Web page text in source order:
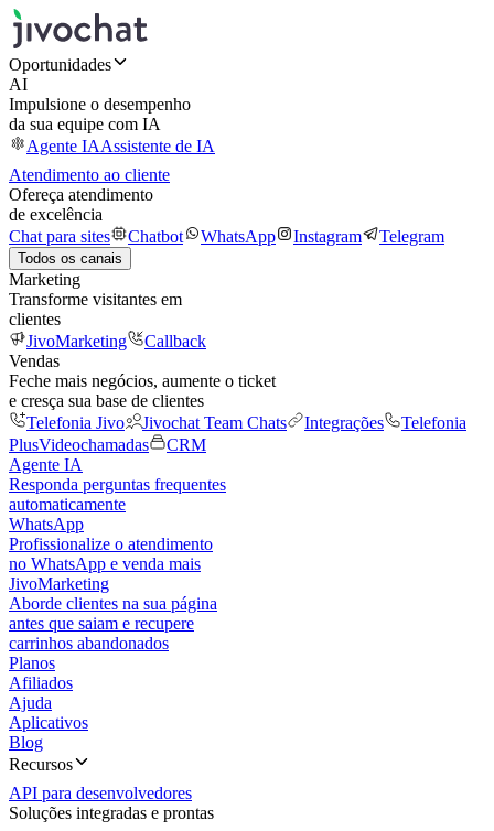
Oportunidades
AI
Impulsione o desempenho
da sua equipe com IA
Agente IAAssistente de IA
Atendimento ao cliente
Ofereça atendimento
de excelência
Chat para sites
Chatbot WhatsApp Instagram Telegram
Todos os canais
Marketing
Transforme visitantes em
clientes
JivoMarketing
Callback
Vendas
Feche mais negócios, aumente o ticket
e cresça sua base de clientes
Telefonia Jivo
Jivochat Team Chats Integrações
Telefonia
PlusVideochamadas
CRM
Agente IA
Responda perguntas frequentes
automaticamente
WhatsApp
Profissionalize o atendimento
no WhatsApp e venda mais
JivoMarketing
Aborde clientes na sua página
antes que saiam e recupere
carrinhos abandonados
Planos
Afiliados
Ajuda
Aplicativos
Blog
Recursos
API para desenvolvedores
Soluções integradas e prontas